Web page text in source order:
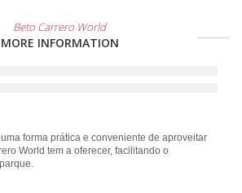
Beto Carrero World
MORE INFORMATION
forma prática e conveniente de aproveitar
World tem a oferecer, facilitando o